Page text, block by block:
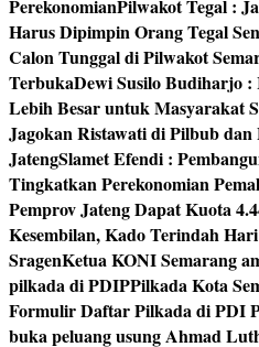
PerekonomianPilwakot Tegal :
Harus Dipimpin Orang Tegal
Calon Tunggal di Pilwakot
TerbukaDewi Susilo Budiharjo :
Lebih Besar untuk Masyarakat
Jagokan Ristawati di Pilbub
JatengSlamet Efendi :
Tingkatkan Perekonomian
Pemprov Jateng Dapat Kuota
Kesembilan, Kado Terindah
SragenKetua KONI Semarang
pilkada di PDIPPilkada Kota
Formulir Daftar Pilkada di PDI
buka peluang usung Ahmad